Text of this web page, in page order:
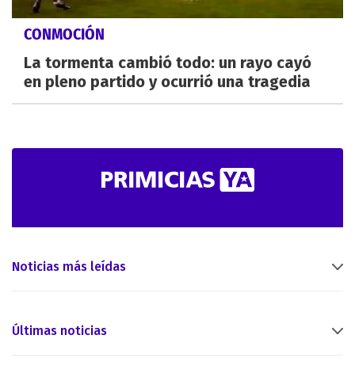
CONMOCIÓN
La tormenta cambió todo: un rayo cayó
en pleno partido y ocurrió una tragedia
Noticias más leídas
Últimas noticias